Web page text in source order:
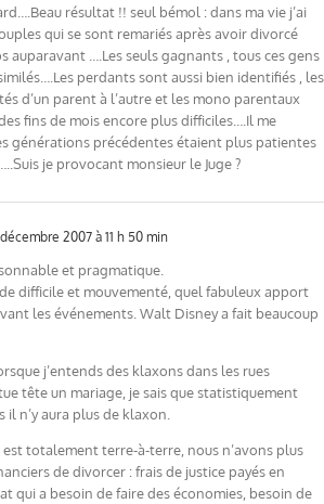
résultat !! seul bémol : dans ma vie j’ai
qui se sont remariés après avoir divorcé
auparavant ….Les seuls gagnants , tous ces gens
perdants sont aussi bien identifiés , les
d’un parent à l’autre et les mono parentaux
fins de mois encore plus difficiles….Il me
générations précédentes étaient plus patientes
je provocant monsieur le Juge ?
décembre 2007 à 11 h 50 min
et pragmatique.
difficile et mouvementé, quel fabuleux apport
les événements. Walt Disney a fait beaucoup
j’entends des klaxons dans les rues
tête un mariage, je sais que statistiquement
il n’y aura plus de klaxon.
est totalement terre-à-terre, nous n’avons plus
de divorcer : frais de justice payés en
qui a besoin de faire des économies, besoin de